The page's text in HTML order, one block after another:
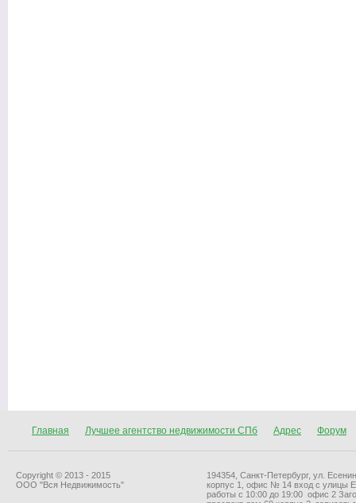
Главная Лучшее агентство недвижимости СПб Адрес Форум
Copyright © 2013 - 2015
ООО "Вся Недвижимость"
194354, Санкт-Петербург, ул.
корпус 1, офис № 14 вход с улицы
работы с 10:00 до 19:00 офис 2